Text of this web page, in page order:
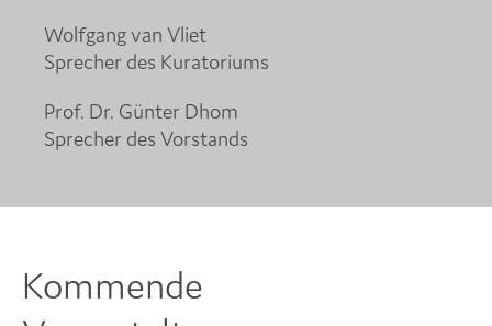
Wolfgang van Vliet
Sprecher des Kuratoriums
Prof. Dr. Günter Dhom
Sprecher des Vorstands
Kommende